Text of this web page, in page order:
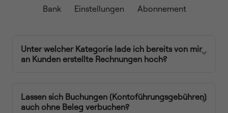
Bank Einstellungen Abonnement
Unter welcher Kategorie lade ich bereits von mir
an Kunden erstellte Rechnungen hoch?
Lassen sich Buchungen (Kontoführungsgebühren)
auch ohne Beleg verbuchen?